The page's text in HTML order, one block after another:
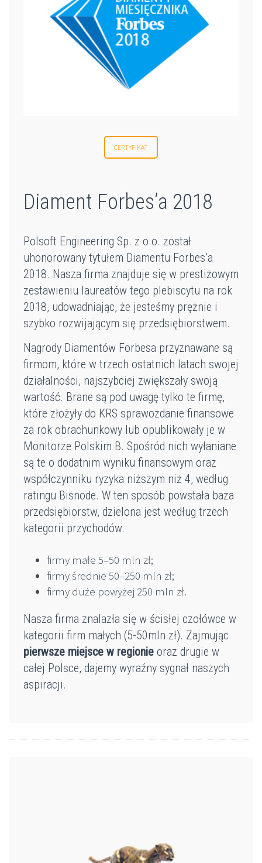
CERTYFIKAT
Diament Forbes’a 2018
Polsoft Engineering Sp. z o.o. został
uhonorowany tytułem Diamentu Forbes’a
2018. Nasza firma znajduje się w prestiżowym
zestawieniu laureatów tego plebiscytu na rok
2018, udowadniając, że jesteśmy prężnie i
szybko rozwijającym się przedsiębiorstwem.
Nagrody Diamentów Forbesa przyznawane są
firmom, które w trzech ostatnich latach swojej
działalności, najszybciej zwiększały swoją
wartość. Brane są pod uwagę tylko te firmę,
które złożyły do KRS sprawozdanie finansowe
za rok obrachunkowy lub opublikowały je w
Monitorze Polskim B. Spośród nich wyłaniane
są te o dodatnim wyniku finansowym oraz
współczynniku ryzyka niższym niż 4, według
ratingu Bisnode. W ten sposób powstała baza
przedsiębiorstw, dzielona jest według trzech
kategorii przychodów.
firmy małe 5–50 mln zł;
firmy średnie 50–250 mln zł;
firmy duże powyżej 250 mln zł.
Nasza firma znalazła się w ścisłej czołówce w
kategorii firm małych (5-50mln zł). Zajmując
pierwsze miejsce w regionie oraz drugie w
całej Polsce, dajemy wyraźny sygnał naszych
aspiracji.